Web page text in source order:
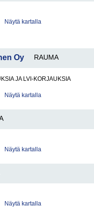
Näytä kartalla
Oy RAUMA
JA LVI-KORJAUKSIA
Näytä kartalla
Näytä kartalla
Näytä kartalla